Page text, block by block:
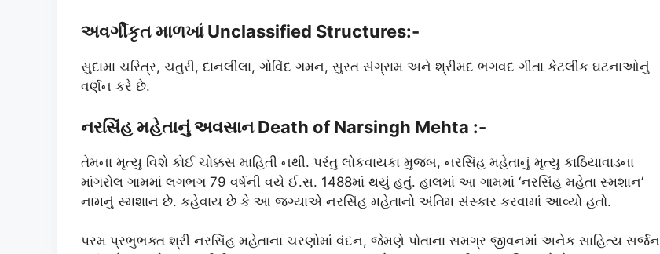
અવર્ગીકૃત માળખાં Unclassified Structures:-
સુદામા ચરિત્ર, ચતુરી, દાનલીલા, ગોવિંદ ગમન, સુરત સંગ્રામ અને શ્રીમદ ભગવદ ગીતા કેટલીક ઘટનાઓનું
વર્ણન કરે છે.
નરસિંહ મહેતાનું અવસાન Death of Narsingh Mehta :-
તેમના મૃત્યુ વિશે કોઈ ચોક્કસ માહિતી નથી. પરંતુ લોકવાયકા મુજબ, નરસિંહ મહેતાનું મૃત્યુ કાઠિયાવાડના
માંગરોલ ગામમાં લગભગ 79 વર્ષની વયે ઈ.સ. 1488માં થયું હતું. હાલમાં આ ગામમાં ‘નરસિંહ મહેતા સ્મશાન’
નામનું સ્મશાન છે. કહેવાય છે કે આ જગ્યાએ નરસિંહ મહેતાનો અંતિમ સંસ્કાર કરવામાં આવ્યો હતો.
પરમ પ્રભુભક્ત શ્રી નરસિંહ મહેતાના ચરણોમાં વંદન, જેમણે પોતાના સમગ્ર જીવનમાં અનેક સાહિત્ય સર્જન